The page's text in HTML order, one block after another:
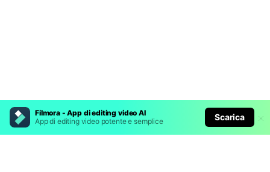
Filmora - App di editing video AI
App di editing video potente e semplice
Scarica